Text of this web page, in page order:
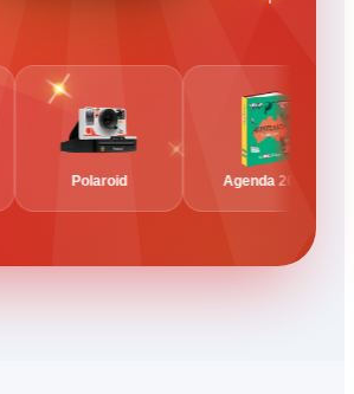
Polaroid Agenda 2027